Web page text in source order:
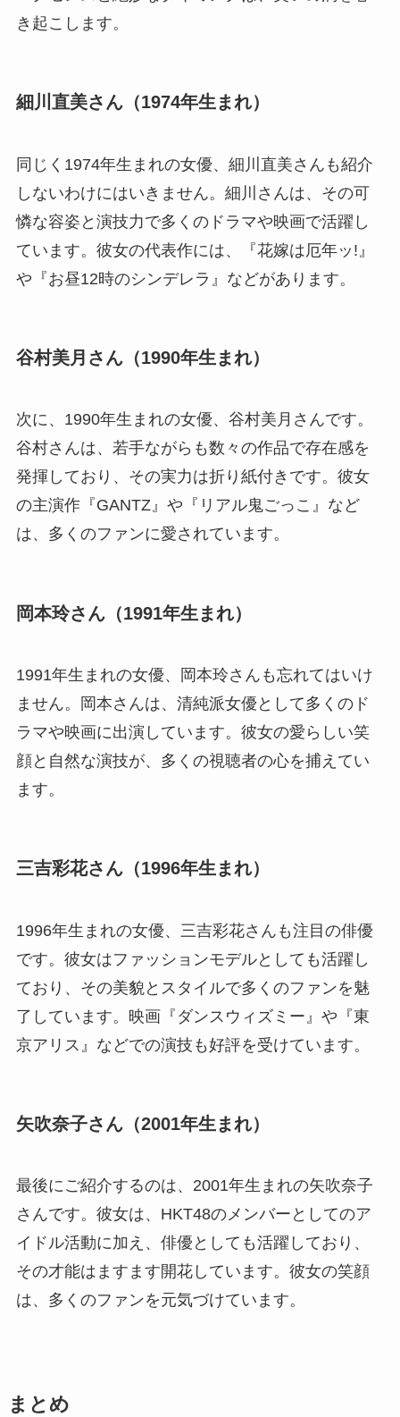
き起こします。
細川直美さん（1974年生まれ）
同じく1974年生まれの女優、細川直美さんも紹介
しないわけにはいきません。細川さんは、その可
憐な容姿と演技力で多くのドラマや映画で活躍し
ています。彼女の代表作には、『花嫁は厄年ッ!』
や『お昼12時のシンデレラ』などがあります。
谷村美月さん（1990年生まれ）
次に、1990年生まれの女優、谷村美月さんです。
谷村さんは、若手ながらも数々の作品で存在感を
発揮しており、その実力は折り紙付きです。彼女
の主演作『GANTZ』や『リアル鬼ごっこ』など
は、多くのファンに愛されています。
岡本玲さん（1991年生まれ）
1991年生まれの女優、岡本玲さんも忘れてはいけ
ません。岡本さんは、清純派女優として多くのド
ラマや映画に出演しています。彼女の愛らしい笑
顔と自然な演技が、多くの視聴者の心を捕えてい
ます。
三吉彩花さん（1996年生まれ）
1996年生まれの女優、三吉彩花さんも注目の俳優
です。彼女はファッションモデルとしても活躍し
ており、その美貌とスタイルで多くのファンを魅
了しています。映画『ダンスウィズミー』や『東
京アリス』などでの演技も好評を受けています。
矢吹奈子さん（2001年生まれ）
最後にご紹介するのは、2001年生まれの矢吹奈子
さんです。彼女は、HKT48のメンバーとしてのア
イドル活動に加え、俳優としても活躍しており、
その才能はますます開花しています。彼女の笑顔
は、多くのファンを元気づけています。
まとめ